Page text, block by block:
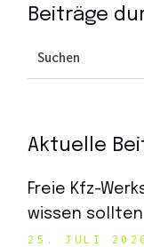
Beiträge
Aktuelle
Freie Kfz-
wissen sollten
25. JULI 2026